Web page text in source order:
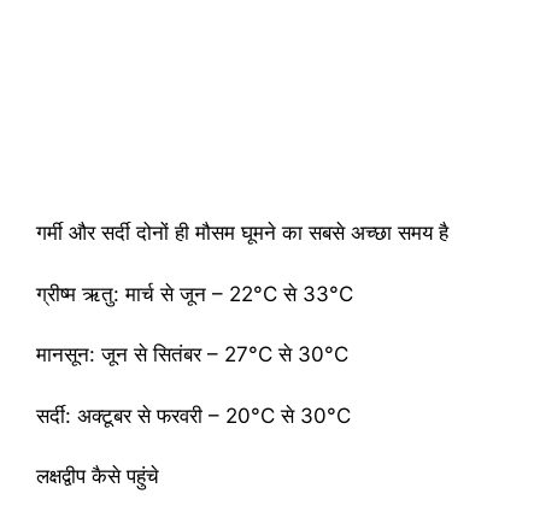
गर्मी और सर्दी दोनों ही मौसम घूमने का सबसे अच्छा समय है
ग्रीष्म ऋतु: मार्च से जून – 22°C से 33°C
मानसून: जून से सितंबर – 27°C से 30°C
सर्दी: अक्टूबर से फरवरी – 20°C से 30°C
लक्षद्वीप कैसे पहुंचे